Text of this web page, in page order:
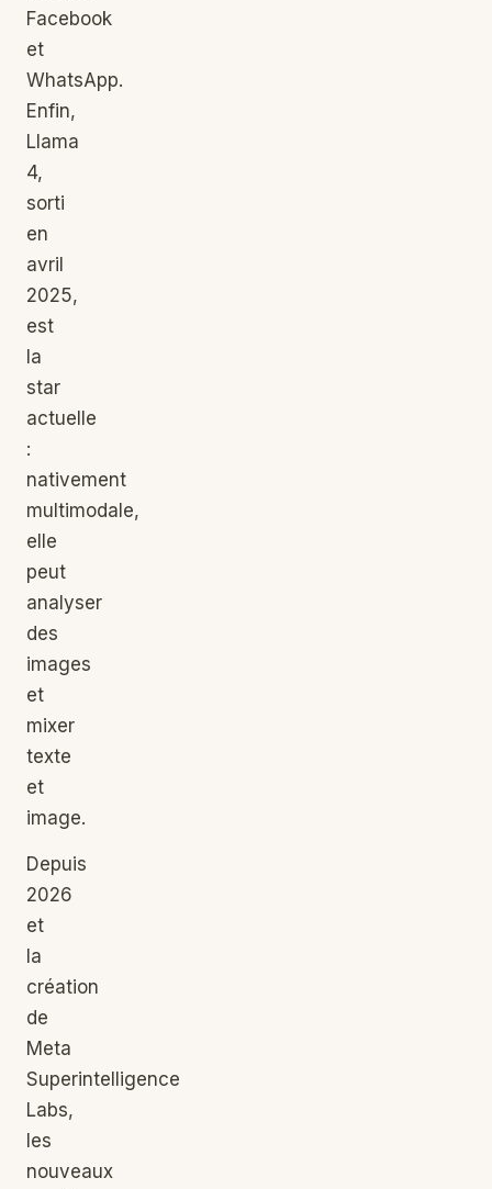
Facebook
et
WhatsApp.
Enfin,
Llama
4,
sorti
en
avril
2025,
est
la
star
actuelle
:
nativement
multimodale,
elle
peut
analyser
des
images
et
mixer
texte
et
image.
Depuis
2026
et
la
création
de
Meta
Superintelligence
Labs,
les
nouveaux